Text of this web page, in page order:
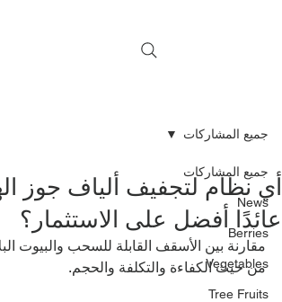
جميع المشاركات
News
Berries
Vegetables
Tree Fruits
جميع المشاركات
أي نظام لتجفيف ألياف جوز
عائدًا أفضل على الاستثمار؟
مقارنة بين الأسقف القابلة للسحب والبيوت
من حيث الكفاءة والتكلفة والحجم.